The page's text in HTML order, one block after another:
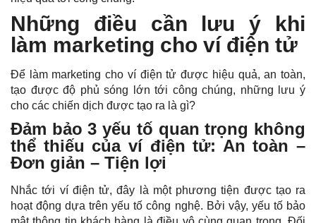
Những điều cần lưu ý khi
làm marketing cho ví điện tử
Để làm marketing cho ví điện tử được hiệu quả, an toàn,
tạo được độ phủ sóng lớn tới công chúng, những lưu ý
cho các chiến dịch được tạo ra là gì?
Đảm bảo 3 yếu tố quan trọng không
thể thiếu của ví điện tử: An toàn –
Đơn giản – Tiện lợi
Nhắc tới ví điện tử, đây là một phương tiện được tạo ra
hoạt động dựa trên yếu tố công nghệ. Bởi vậy, yếu tố bảo